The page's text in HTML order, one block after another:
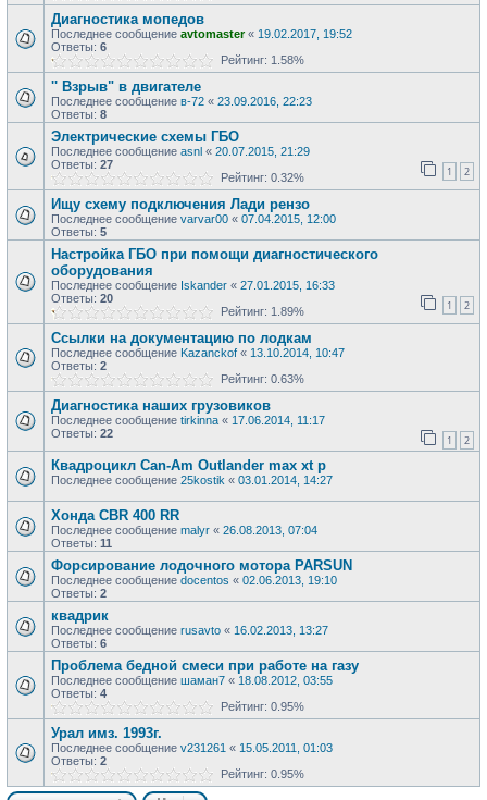
Диагностика мопедов
Последнее сообщение avtomaster« 19.02.2017, 19:52
Ответы: 6
Рейтинг: 1.58%
'' Взрыв" в двигателе
Последнее сообщение в-72 « 23.09.2016, 22:23
Ответы: 8
Электрические схемы ГБО
Последнее сообщение asnl « 20.07.2015, 21:29
Ответы: 27 1 2
Рейтинг: 0.32%
Ищу схему подключения Лади рензо
Последнее сообщение varvar00 « 07.04.2015, 12:00
Ответы: 5
Настройка ГБО при помощи диагностического
оборудования
Последнее сообщение Iskander « 27.01.2015, 16:33
Ответы: 20 1 2
Рейтинг: 1.89%
Ссылки на документацию по лодкам
Последнее сообщение Kazanckof « 13.10.2014, 10:47
Ответы: 2
Рейтинг: 0.63%
Диагностика наших грузовиков
Последнее сообщение tirkinna « 17.06.2014, 11:17
Ответы: 22 1 2
Квадроцикл Can-Am Outlander max xt p
Последнее сообщение 25kostik « 03.01.2014, 14:27
Хонда CBR 400 RR
Последнее сообщение malyr « 26.08.2013, 07:04
Ответы: 11
Форсирование лодочного мотора PARSUN
Последнее сообщение docentos « 02.06.2013, 19:10
Ответы: 2
квадрик
Последнее сообщение rusavto « 16.02.2013, 13:27
Ответы: 6
Проблема бедной смеси при работе на газу
Последнее сообщение шаман7 « 18.08.2012, 03:55
Ответы: 4
Рейтинг: 0.95%
Урал имз. 1993г.
Последнее сообщение v231261 « 15.05.2011, 01:03
Ответы: 2
Рейтинг: 0.95%